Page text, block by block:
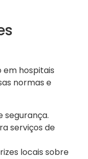
hospitais
normas e
segurança.
serviços de
locais sobre